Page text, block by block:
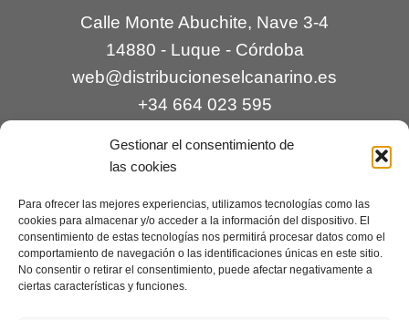
Gestionar el consentimiento de
las cookies
Para ofrecer las mejores experiencias, utilizamos tecnologías como las
cookies para almacenar y/o acceder a la información del dispositivo. El
consentimiento de estas tecnologías nos permitirá procesar datos como el
comportamiento de navegación o las identificaciones únicas en este sitio.
No consentir o retirar el consentimiento, puede afectar negativamente a
ciertas características y funciones.
Calle Monte Abuchite, Nave 3-4
14880 - Luque - Córdoba
web@distribucioneselcanarino.es
+34 664 023 595
Contacto|Incidencias|Devoluciones |
Condiciones generales